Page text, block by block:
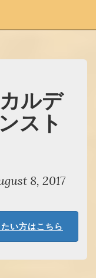
ルデ
スト
8, 2017
い方はこちら